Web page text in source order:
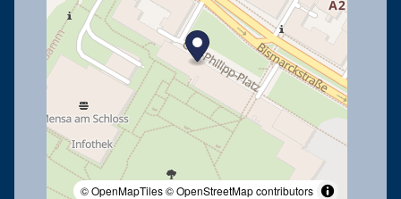
© OpenMapTiles© OpenStreetMap contributors